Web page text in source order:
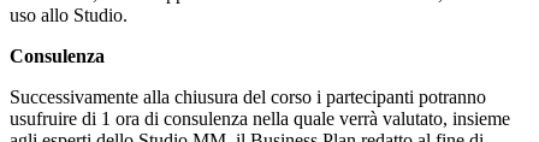
uso allo Studio.
Consulenza
Successivamente alla chiusura del corso i partecipanti potranno
usufruire di 1 ora di consulenza nella quale verrà valutato, insieme